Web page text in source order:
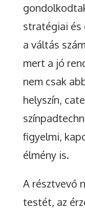
stratégiai és
a váltás
mert a jó
nem csak
helyszín,
figyelmi,
élmény is.
A résztvevő
testét, az